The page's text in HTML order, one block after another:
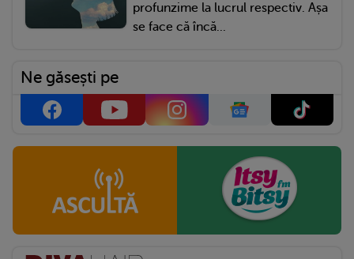
profunzime la lucrul respectiv. Așa
se face că încă...
Ne găsești pe